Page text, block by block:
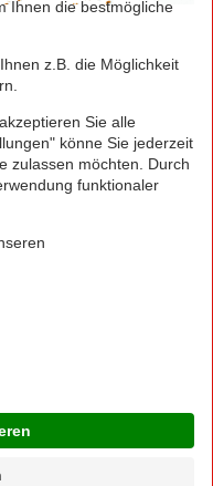
Preise in
und
und noch
Sie alle Angebote aus Ihrer